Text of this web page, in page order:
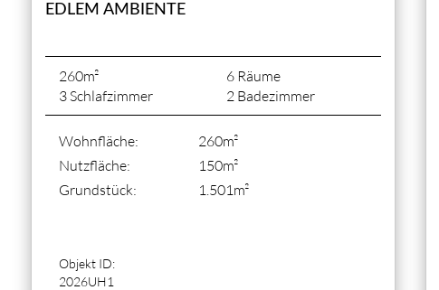
EDLEM AMBIENTE
260m²
6 Räume
3 Schlafzimmer
2 Badezimmer
Wohnfläche:
260m²
Nutzfläche:
150m²
Grundstück:
1.501m²
Objekt ID:
2026UH1